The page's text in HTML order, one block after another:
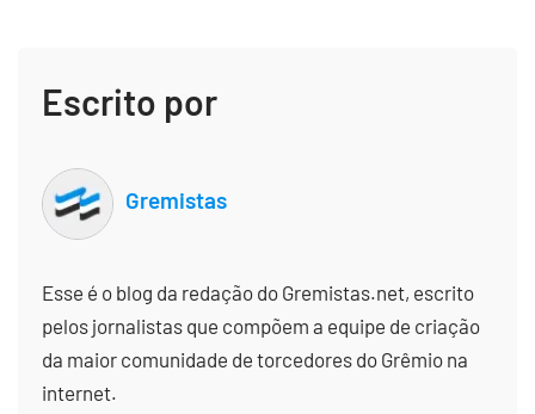
Escrito por
Gremistas
Esse é o blog da redação do Gremistas.net, escrito
pelos jornalistas que compõem a equipe de criação
da maior comunidade de torcedores do Grêmio na
internet.